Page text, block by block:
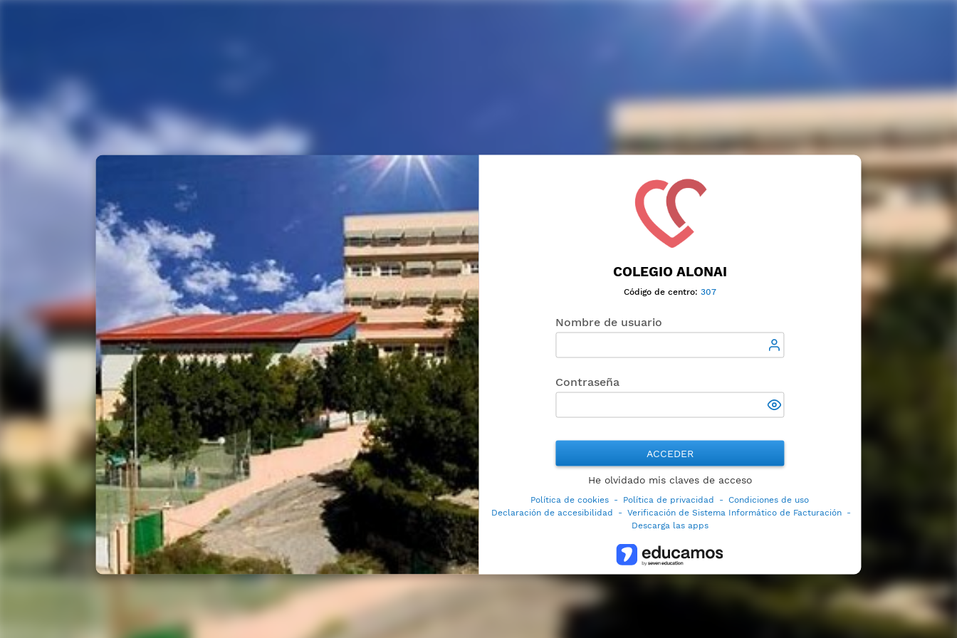
COLEGIO ALONAI
Código de centro: 307
Nombre de usuario
Contraseña
ACCEDER
He olvidado mis claves de acceso
Política de cookies - Política de privacidad - Condiciones de uso
Declaración de accesibilidad
- Verificación de Sistema Informático de Facturación -
Descarga las apps